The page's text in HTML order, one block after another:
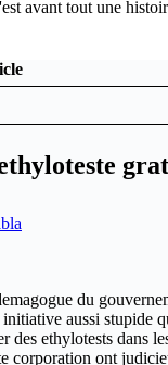
avant tout une
du
aussi stupide
des ethylotests dans
corporation ont